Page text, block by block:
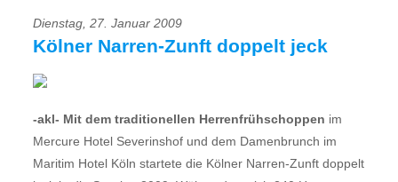
Dienstag, 27. Januar 2009
Kölner Narren-Zunft doppelt jeck
-akl- Mit dem traditionellen Herrenfrühschoppen im
Mercure Hotel Severinshof und dem Damenbrunch im
Maritim Hotel Köln startete die Kölner Narren-Zunft doppelt